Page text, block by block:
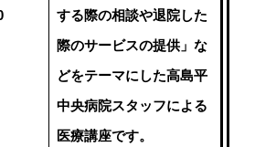
する際の相談や退院した
際のサービスの提供」な
どをテーマにした高島平
中央病院スタッフによる
医療講座です。